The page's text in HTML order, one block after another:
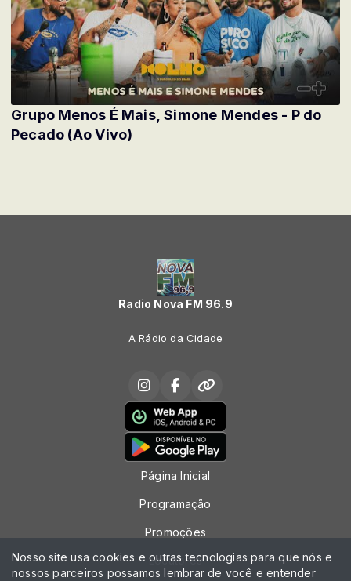
Grupo Menos É Mais, Simone Mendes - P do
Pecado (Ao Vivo)
Radio Nova FM 96.9
A Rádio da Cidade
Página Inicial
Programação
Promoções
Locutores
Nosso site usa cookies e outras tecnologias para que nós e
nossos parceiros possamos lembrar de você e entender